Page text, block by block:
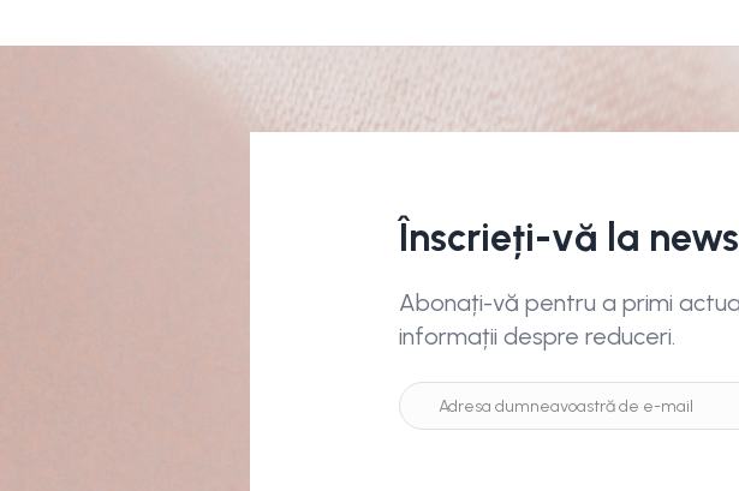
Înscrieți-vă la
Abonați-vă pentru a primi
informații despre reduceri.